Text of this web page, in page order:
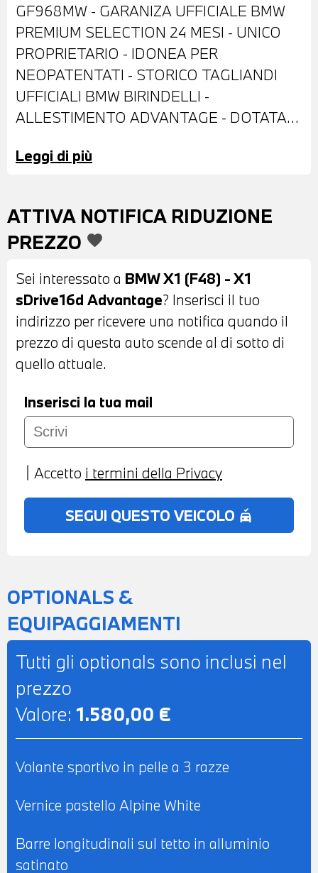
GF968MW - GARANIZA UFFICIALE BMW
PREMIUM SELECTION 24 MESI - UNICO
PROPRIETARIO - IDONEA PER
NEOPATENTATI - STORICO TAGLIANDI
UFFICIALI BMW BIRINDELLI -
ALLESTIMENTO ADVANTAGE - DOTATA
CERCHI IN LEGA DA 17’’ - SPECCHI
PORTATUTTO SUL TETTO IN ALLUMINIO
SATINATO - SENSORI DI PARCHEGGIO
SENSATEC NERO - VOLANTE IN PELLE
CON COMANDI MULTIFUNZIONE -
CAMBIO MANUALE - LIMITATORE DI
VELOCITA’ - CLIMATIZZATORE MANUALE -
BRACCIOLO ANTERIORE - PACCHETTO
PORTAOGGETTI - RADIO DAB –
CHIAMATA D’EMERGENZA INTELLIGENTE
– TELESERVICES - COMPATIBILITA’ CON
SERVICES - POSSIBILITA’ DI PROVA -
POSSIBILITA’ DI PERMUTA - POSSIBILITA’
DI FINANZIAMENTO ANCHE PER
Leggi di più
ATTIVA NOTIFICA RIDUZIONE
PREZZO favorite
Sei interessato a BMW X1 (F48) - X1
sDrive16d Advantage? Inserisci il tuo
indirizzo per ricevere una notifica quando il
prezzo di questa auto scende al di sotto di
quello attuale.
Inserisci la tua mail
Accetto i termini della Privacy
SEGUI QUESTO VEICOLO no_crash
OPTIONALS &
EQUIPAGGIAMENTI
Tutti gli optionals sono inclusi nel
prezzo
Valore: 1.580,00 €
Volante sportivo in pelle a 3 razze
Vernice pastello Alpine White
Barre longitudinali sul tetto in alluminio
satinato